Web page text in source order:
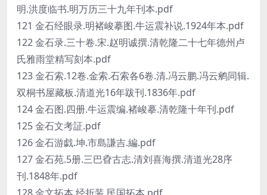
明.洪度临书.明万历三十九年刊本.pdf
121 金石经眼录.明褚峻摹图.牛运震补说.1924年本.pdf
122 金石录.三十卷.宋.赵明诚撰.清乾隆二十七年德州卢
氏雅雨堂精写刻本.pdf
123 金石索.12卷.金索.石索各6卷.清.冯云鹏.冯云鹓同辑.
双桐书屋藏板.清道光16年跋刊.1836年.pdf
124 金石图.四册.牛运震编.褚峻摹.清乾隆十年刊.pdf
125 金石文考証.pdf
126 金石游戯.坤.市島謙吉.編.pdf
127 金石苑.5册.三巴孴古志.清刘喜海撰.清道光28序
刊.1848年.pdf